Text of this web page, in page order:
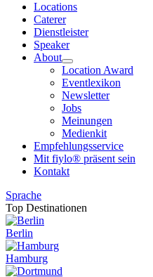
Locations
Caterer
Dienstleister
Speaker
About
Location Award
Eventlexikon
Newsletter
Jobs
Meinungen
Medienkit
Empfehlungsservice
Mit fiylo® präsent sein
Kontakt
Sprache
Top Destinationen
Berlin
Hamburg